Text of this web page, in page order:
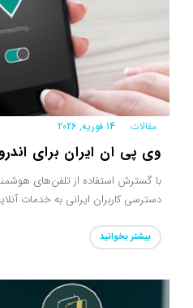
مقالات| 14 فوریه, 2026
وی پی ان ایران برای
با گسترش استفاده از تلفن‌های
دسترسی کاربران ایرانی به خدمات
بیشتر بخوانید